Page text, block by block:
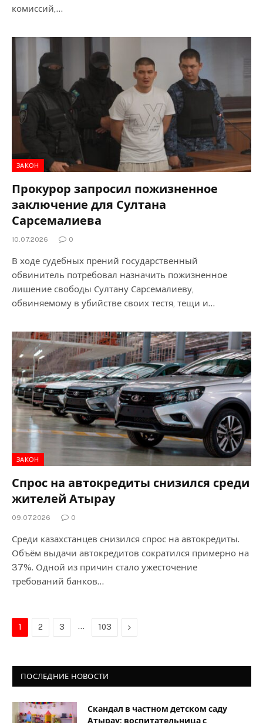
комиссий,…
ЗАКОН
Прокурор запросил пожизненное
заключение для Султана
Сарсемалиева
10.07.2026 0
В ходе судебных прений государственный
обвинитель потребовал назначить пожизненное
лишение свободы Султану Сарсемалиеву,
обвиняемому в убийстве своих тестя, тещи и…
ЗАКОН
Спрос на автокредиты снизился среди
жителей Атырау
09.07.2026 0
Среди казахстанцев снизился спрос на автокредиты.
Объём выдачи автокредитов сократился примерно на
37%. Одной из причин стало ужесточение
требований банков…
1 2 3 … 103 Next
ПОСЛЕДНИЕ НОВОСТИ
Скандал в частном детском саду
Атырау: воспитательница с